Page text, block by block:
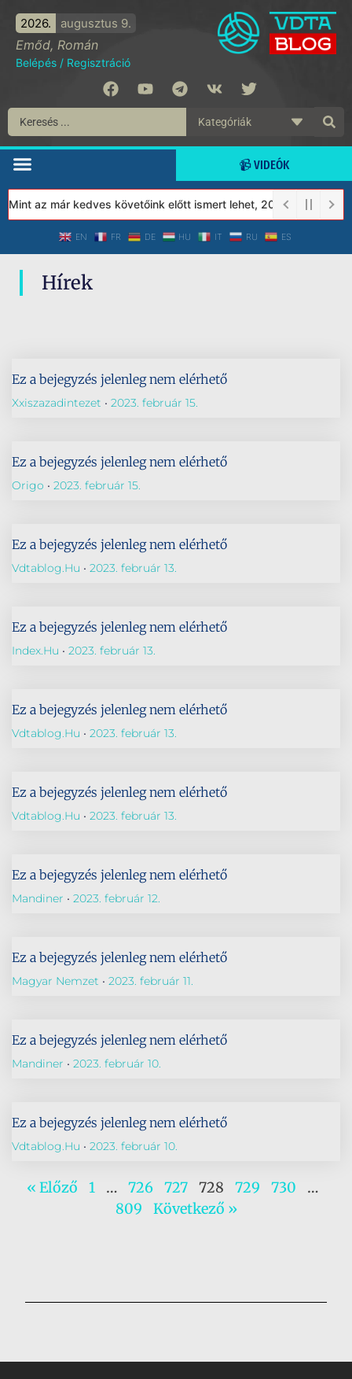
2026. augusztus 9.
Emőd, Román
Belépés / Regisztráció
📹 VIDEÓK
az már kedves követőink előtt ismert lehet, 2023-tól a
EN FR DE HU IT RU ES
Hírek
Ez a bejegyzés jelenleg nem elérhető
Xxiszazadintezet 2023. február 15.
Ez a bejegyzés jelenleg nem elérhető
Origo 2023. február 15.
Ez a bejegyzés jelenleg nem elérhető
Vdtablog.hu 2023. február 13.
Ez a bejegyzés jelenleg nem elérhető
Index.hu 2023. február 13.
Ez a bejegyzés jelenleg nem elérhető
Vdtablog.hu 2023. február 13.
Ez a bejegyzés jelenleg nem elérhető
Vdtablog.hu 2023. február 13.
Ez a bejegyzés jelenleg nem elérhető
Mandiner 2023. február 12.
Ez a bejegyzés jelenleg nem elérhető
Magyar Nemzet 2023. február 11.
Ez a bejegyzés jelenleg nem elérhető
Mandiner 2023. február 10.
Ez a bejegyzés jelenleg nem elérhető
Vdtablog.hu 2023. február 10.
« Előző 1 … 726 727 728 729 730
…
809
Következő »